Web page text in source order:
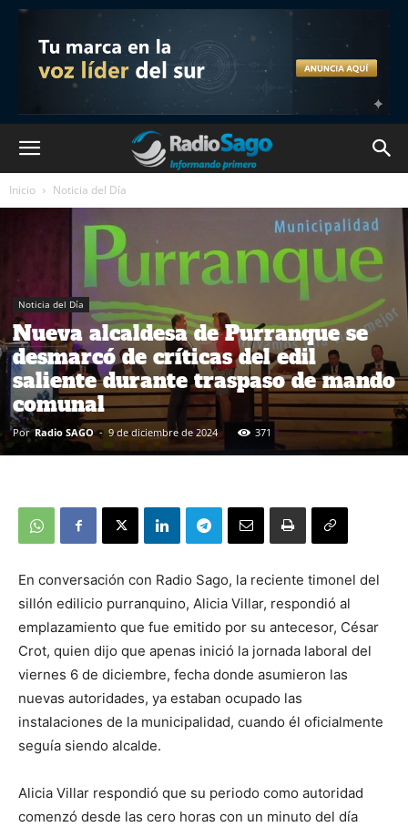
Inicio Noticia del Día
Noticia del Día
Nueva alcaldesa de Purranque se
desmarcó de críticas del edil
saliente durante traspaso de mando
comunal
Por Radio SAGO - 9 de diciembre de 2024 371
En conversación con Radio Sago, la reciente timonel del
sillón edilicio purranquino, Alicia Villar, respondió al
emplazamiento que fue emitido por su antecesor, César
Crot, quien dijo que apenas inició la jornada laboral del
viernes 6 de diciembre, fecha donde asumieron las
nuevas autoridades, ya estaban ocupado las
instalaciones de la municipalidad, cuando él oficialmente
seguía siendo alcalde.
Alicia Villar respondió que su periodo como autoridad
comenzó desde las cero horas con un minuto del día